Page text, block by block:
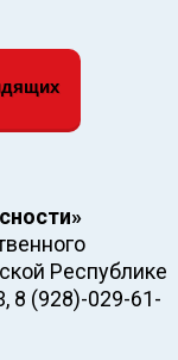
Республике
8 (928)-029-61-